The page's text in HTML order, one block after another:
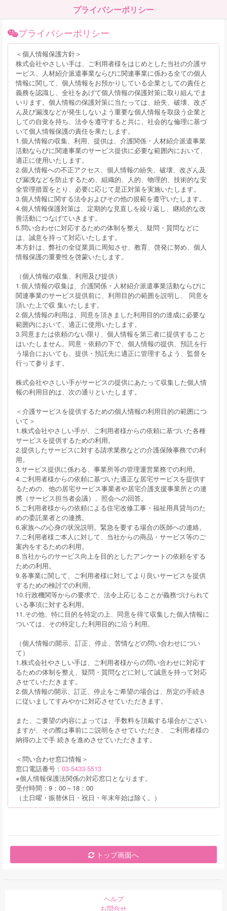
プライバシーポリシー
プライバシーポリシー
＜個人情報保護方針＞
株式会社やさしい手は、ご利用者様をはじめとした当社の介護サ
ービス、人材紹介派遣事業ならびに関連事業に係わる全ての個人
情報に関して、個人情報をお預かりしている企業としての責任と
義務を認識し、全社をあげて個人情報の保護対策に取り組んでま
いります。個人情報の保護対策に当たっては、紛失、破壊、改ざ
ん及び漏洩などが発生しないよう重要な個人情報を取扱う企業と
しての自覚を持ち、法令を遵守すると共に、社会的な倫理に基づ
いて個人情報保護の責任を果たします。
1.個人情報の収集、利用、提供は、介護関係・人材紹介派遣事業
活動ならびに関連事業のサービス提供に必要な範囲内において、
適正に使用いたします。
2.個人情報への不正アクセス、個人情報の紛失、破壊、改ざん及
び漏洩などを防止するため、組織的、人的、物理的、技術的な安
全管理措置をとり、必要に応じて是正対策を実施いたします。
3.個人情報に関する法令およびその他の規範を遵守いたします。
4.個人情報保護対策は、定期的な見直しを繰り返し、継続的な改
善活動につなげていきます。
5.問い合わせに対応するための体制を整え、疑問・質問などに
は、誠意を持って対応いたします。
本方針は、弊社の全従業員に周知させ、教育、啓発に努め、個人
情報保護の重要性を啓蒙いたします。
（個人情報の収集、利用及び提供）
1.個人情報の収集は、介護関係・人材紹介派遣事業活動ならびに
関連事業のサービス提供前に、利用目的の範囲を説明し、 同意を
頂いた上で収 集いたします。
2.個人情報の利用は、同意を頂きました利用目的の達成に必要な
範囲内において、適正に使用いたします。
3.同意または依頼のない限り、個人情報を第三者に提供すること
はいたしません。同意・依頼の下で、個人情報の提供、預託を行
う場合においても、提供・預託先に適正に管理するよう、監督を
行って参ります。
株式会社やさしい手がサービスの提供にあたって収集した個人情
報の利用目的は、次の通りといたします。
＜介護サービスを提供するための個人情報の利用目的の範囲につ
いて＞
1.株式会社やさしい手が、ご利用者様からの依頼に基づいた各種
サービスを提供するための利用。
2.提供したサービスに対する請求業務などの介護保険事務での利
用。
3.サービス提供に係わる、事業所等の管理運営業務での利用。
4.ご利用者様からの依頼に基づいた適正な居宅サービスを提供す
るための、他の居宅サービス事業者や居宅介護支援事業所との連
携（サービス担当者会議）、照会への回答。
5.ご利用者様からの依頼による住宅改修工事・福祉用具貸与のた
めの委託業者との連携。
6.家族への心身の状況説明。緊急を要する場合の医師への連絡。
7.ご利用者様ご本人に対して、当社からの商品・サービス等のご
案内をするための利用。
8.当社からのサービス向上を目的としたアンケートの依頼をする
ための利用。
9.各事業に関して、ご利用者様に対してより良いサービスを提供
するための検討での利用。
10.行政機関等からの要求で、法令上応じることが義務づけられて
いる事項に対する利用。
11.その他、特に目的を特定の上、同意を得て収集した個人情報に
ついては、その特定した利用目的に沿う利用。
（個人情報の開示、訂正、停止、苦情などの問い合わせについ
て）
1.株式会社やさしい手は、ご利用者様からの問い合わせに対応す
るための体制を整え、疑問・質問などに対して誠意を持って対応
させていただきます。
2.個人情報の開示、訂正、停止をご希望の場合は、所定の手続き
に従いましてすみやかに対応させていただきます。
また、ご要望の内容によっては、手数料を頂戴する場合がござい
ますが、その際は事前にご説明をさせていただき、 ご利用者様の
納得の上で手 続きを進めさせていただきます。
＜問い合わせ窓口情報＞
窓口電話番号： 03-5433-5513
※個人情報保護法関係の対応窓口となります。
受付時間：9：00～18：00
（土日曜・振替休日・祝日・年末年始は除く。）
トップ画面へ
ヘルプ
お問合せ